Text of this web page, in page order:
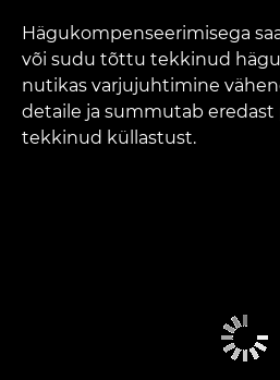
Hägukompenseerimisega
või sudu tõttu tekkinud
nutikas varjujuhtimine
detaile ja summutab eredast
tekkinud küllastust.